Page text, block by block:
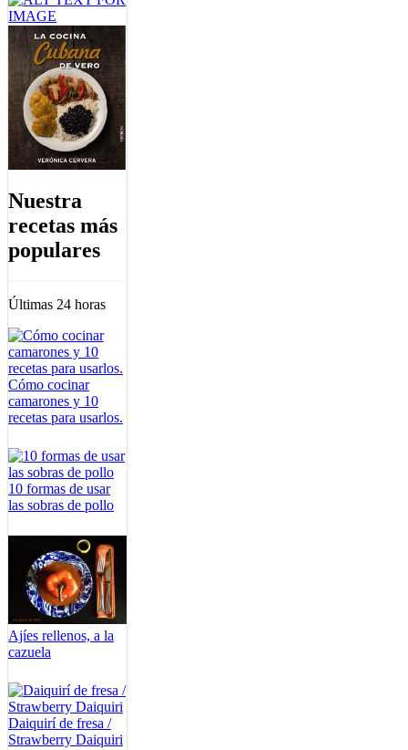
Nuestra
recetas más
populares
Últimas 24 horas
Cómo cocinar
camarones y 10
recetas para usarlos.
10 formas de usar
las sobras de pollo
Ajíes rellenos, a la
cazuela
Daiquirí de fresa /
Strawberry Daiquiri